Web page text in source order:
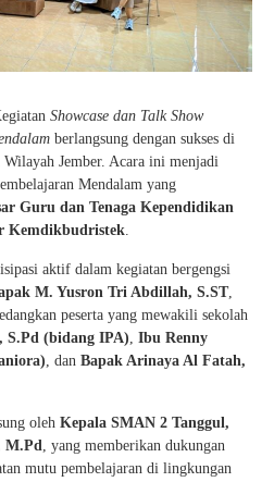
Showcase dan Talk Show
berlangsung dengan sukses di
Jember. Acara ini menjadi
Mendalam yang
Guru dan Tenaga Kependidikan
Kemdikbudristek.
aktif dalam kegiatan bergengsi
M. Yusron Tri Abdillah, S.ST,
peserta yang mewakili sekolah
(bidang IPA), Ibu Renny
, dan Bapak Arinaya Al Fatah,
oleh Kepala SMAN 2 Tanggul,
M.Pd, yang memberikan dukungan
mutu pembelajaran di lingkungan